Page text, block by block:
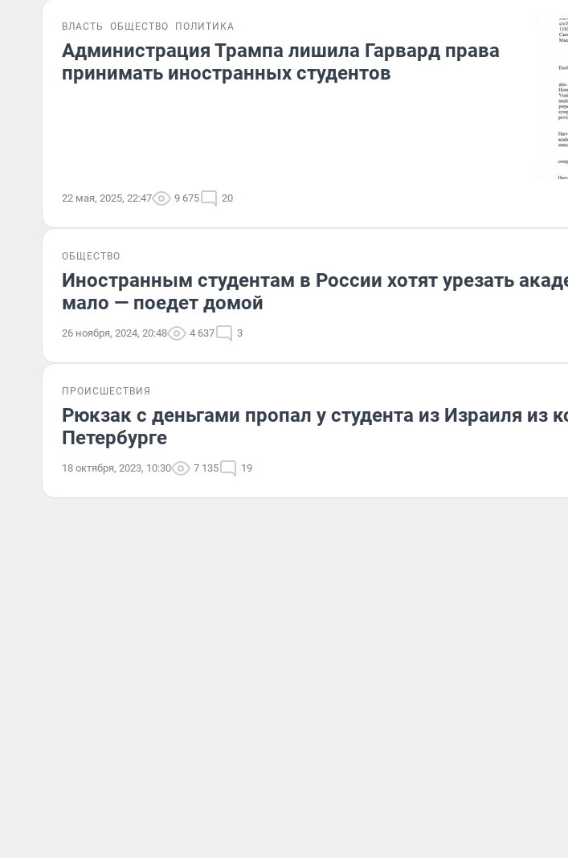
ВЛАСТЬ ОБЩЕСТВО ПОЛИТИКА
Администрация Трампа лишила Гарвард права
принимать иностранных студентов
22 мая, 2025, 22:47 9 675 20
ОБЩЕСТВО
Иностранным студентам в России хотят урезать
мало — поедет домой
26 ноября, 2024, 20:48 4 637 3
ПРОИСШЕСТВИЯ
Рюкзак с деньгами пропал у студента из Израиля
Петербурге
18 октября, 2023, 10:30 7 135 19